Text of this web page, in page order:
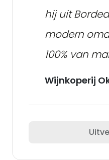
hij uit
modern
100% van
Wijnkoperij